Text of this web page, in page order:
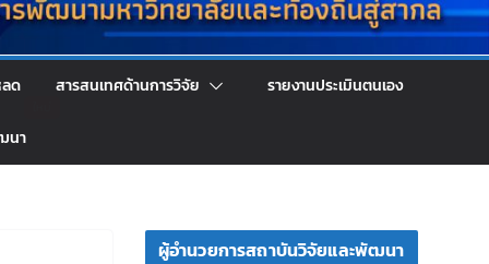
ลด สารสนเทศด้านการวิจัย รายงานประเมินตนเอง
นา
ผู้อำนวยการสถาบันวิจัยและพัฒนา